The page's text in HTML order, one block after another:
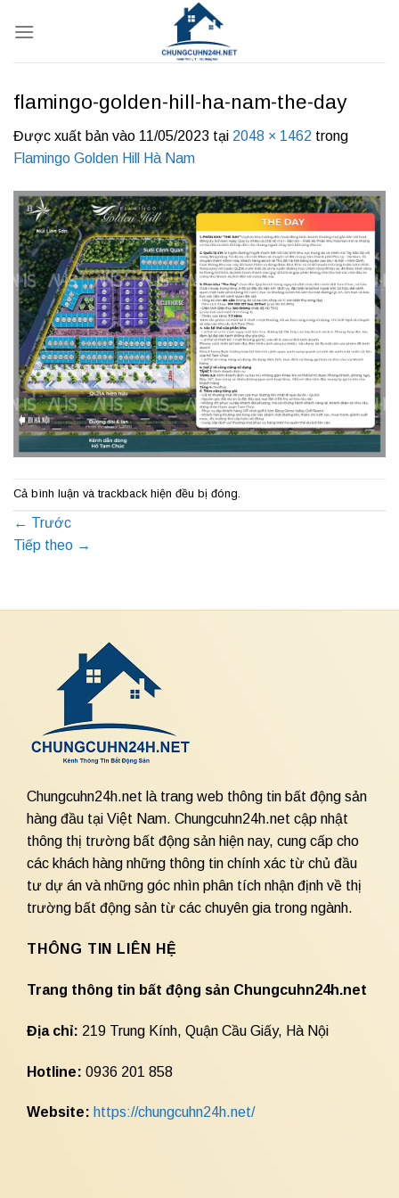
qua
flamingo-golden-hill-ha-nam-the-day
Được xuất bản vào 11/05/2023 tại 2048 × 1462 trong
Flamingo Golden Hill Hà Nam
Cả bình luận và trackback hiện đều bị đóng.
← Trước
Tiếp theo →
Chungcuhn24h.net là trang web thông tin bất động sản
hàng đầu tại Việt Nam. Chungcuhn24h.net cập nhật
thông thị trường bất động sản hiện nay, cung cấp cho
các khách hàng những thông tin chính xác từ chủ đầu
tư dự án và những góc nhìn phân tích nhận định về thị
trường bất động sản từ các chuyên gia trong ngành.
THÔNG TIN LIÊN HỆ
Trang thông tin bất động sản Chungcuhn24h.net
Địa chỉ: 219 Trung Kính, Quận Cầu Giấy, Hà Nội
Hotline: 0936 201 858
Website: https://chungcuhn24h.net/